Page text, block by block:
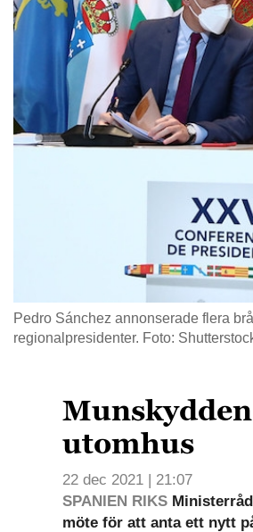
Pedro Sánchez annonserade flera
regionalpresidenter. Foto:
utomhus
22 dec 2021 | 21:07
SPANIEN RIKS
möte för att anta ett nytt